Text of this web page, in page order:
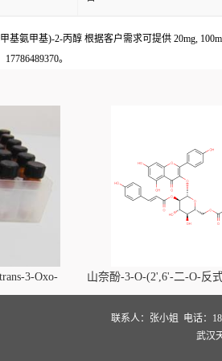
氨甲基)-2-丙醇 根据客户需求可提供 20mg,
。
3-Oxo-
70-3
山奈酚-3-O-(2',6'-二-O-反
beta-D-吡喃葡萄糖苷价格,
(2',6'-di-O-trans-p-
glucopyranoside对照品,
联系人：张小姐 电话：
武汉